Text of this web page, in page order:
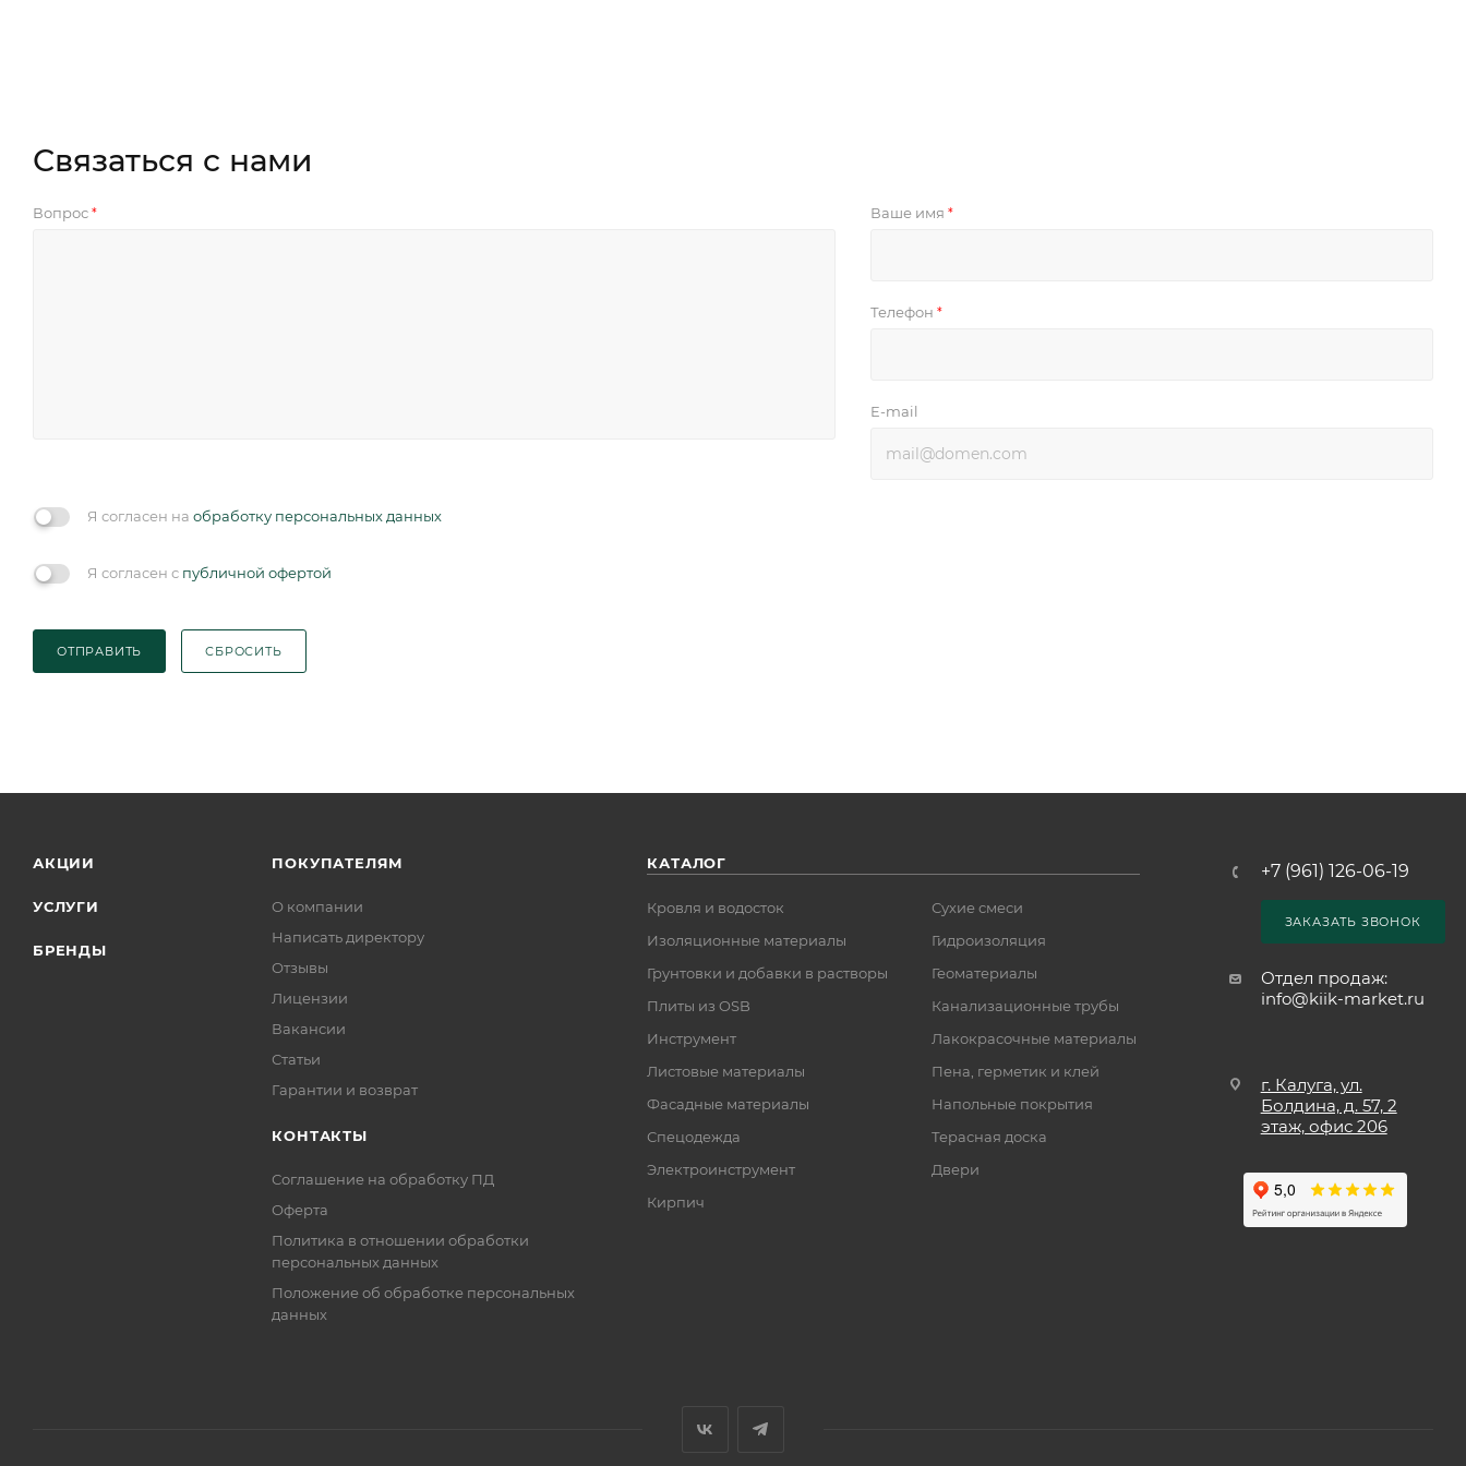
Связаться с нами
Вопрос * Ваше имя *
Телефон *
E-mail
Я согласен на обработку персональных данных
Я согласен с публичной офертой
ОТПРАВИТЬ СБРОСИТЬ
АКЦИИ
УСЛУГИ
БРЕНДЫ
ПОКУПАТЕЛЯМ
О компании
Написать директору
Отзывы
Лицензии
Вакансии
Статьи
Гарантии и возврат
КОНТАКТЫ
Соглашение на обработку ПД
Оферта
Политика в отношении обработки
персональных данных
Положение об обработке персональных
данных
КАТАЛОГ
Кровля и водосток
Сухие смеси
Изоляционные материалы
Гидроизоляция
Грунтовки и добавки в растворы
Геоматериалы
Плиты из OSB
Канализационные трубы
Инструмент
Лакокрасочные материалы
Листовые материалы
Пена, герметик и клей
Фасадные материалы
Напольные покрытия
Спецодежда
Терасная доска
Электроинструмент
Двери
Кирпич
+7 (961) 126-06-19
ЗАКАЗАТЬ ЗВОНОК
Отдел продаж:
info@kiik-market.ru
г. Калуга, ул.
Болдина, д. 57, 2
этаж, офис 206